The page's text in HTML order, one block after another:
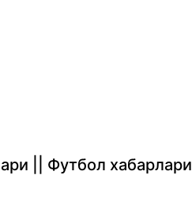
|| Футбол хабарлари